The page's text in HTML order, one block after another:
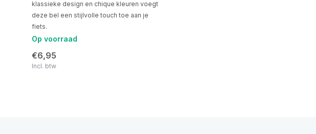
klassieke design en chique kleuren voegt
deze bel een stijlvolle touch toe aan je
fiets.
Op voorraad
€6,95
Incl. btw